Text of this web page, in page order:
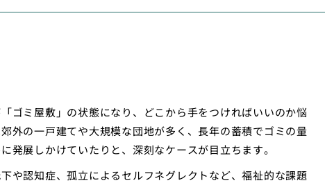
ゴミ屋敷」の状態になり、どこから手をつければいいのか悩
外の一戸建てや大規模な団地が多く、長年の蓄積でゴミの量
発展しかけていたりと、深刻なケースが目立ちます。
や認知症、孤立によるセルフネグレクトなど、福祉的な課題